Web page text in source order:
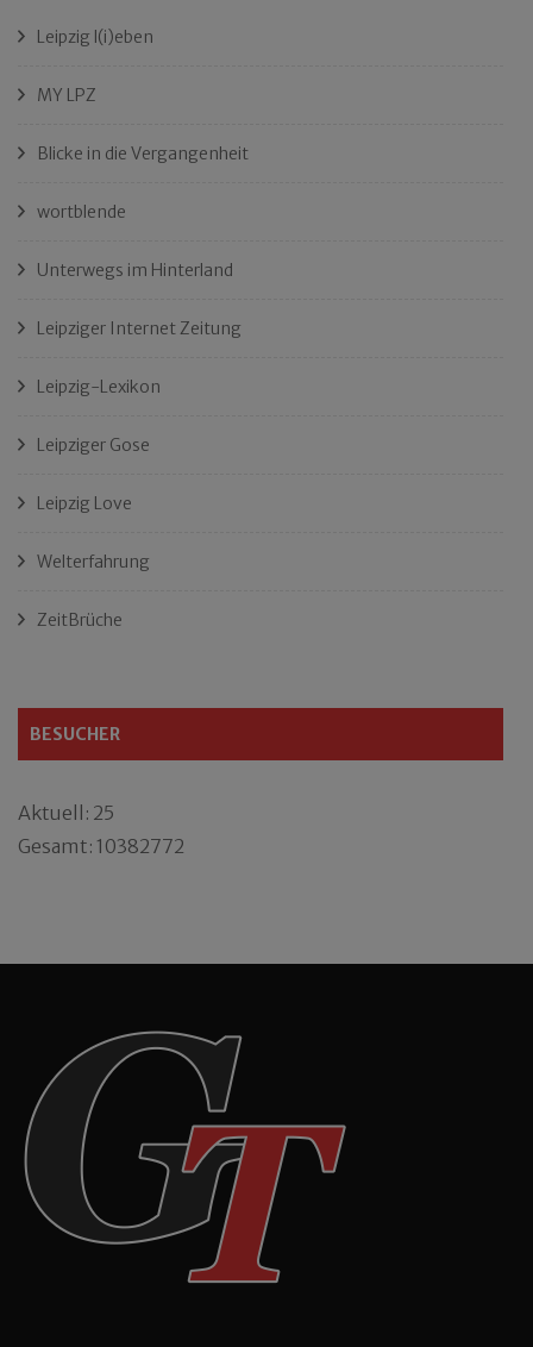
Leipzig l(i)eben
MY LPZ
Blicke in die Vergangenheit
wortblende
Unterwegs im Hinterland
Leipziger Internet Zeitung
Leipzig-Lexikon
Leipziger Gose
Leipzig Love
Welterfahrung
ZeitBrüche
BESUCHER
Aktuell: 25
Gesamt: 10382772